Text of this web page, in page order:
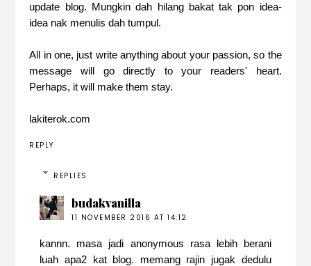
update blog. Mungkin dah hilang bakat tak pon idea-
idea nak menulis dah tumpul.
All in one, just write anything about your passion, so the
message will go directly to your readers' heart.
Perhaps, it will make them stay.
lakiterok.com
REPLY
REPLIES
budakvanilla
11 NOVEMBER 2016 AT 14:12
kannn. masa jadi anonymous rasa lebih berani
luah apa2 kat blog. memang rajin jugak dedulu